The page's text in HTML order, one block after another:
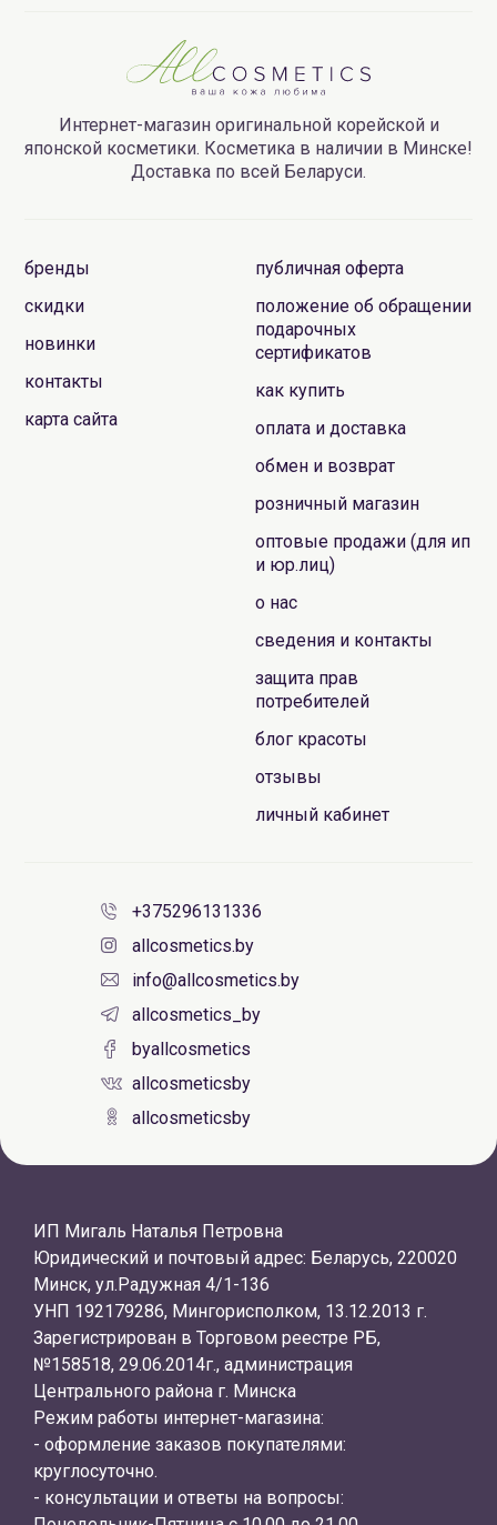
Интернет-магазин оригинальной корейской и
японской косметики. Косметика в наличии в Минске!
Доставка по всей Беларуси.
бренды
скидки
новинки
контакты
карта сайта
публичная оферта
положение об обращении
подарочных
сертификатов
как купить
оплата и доставка
обмен и возврат
розничный магазин
оптовые продажи (для ип
и юр.лиц)
о нас
сведения и контакты
защита прав
потребителей
блог красоты
отзывы
личный кабинет
+375296131336
allcosmetics.by
info@allcosmetics.by
allcosmetics_by
byallcosmetics
allcosmeticsby
allcosmeticsby
ИП Мигаль Наталья Петровна
Юридический и почтовый адрес: Беларусь, 220020
Минск, ул.Радужная 4/1-136
УНП 192179286, Мингорисполком, 13.12.2013 г.
Зарегистрирован в Торговом реестре РБ,
№158518, 29.06.2014г., администрация
Центрального района г. Минска
Режим работы интернет-магазина:
- оформление заказов покупателями:
круглосуточно.
- консультации и ответы на вопросы: